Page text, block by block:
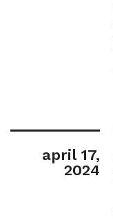
april 17,
2024